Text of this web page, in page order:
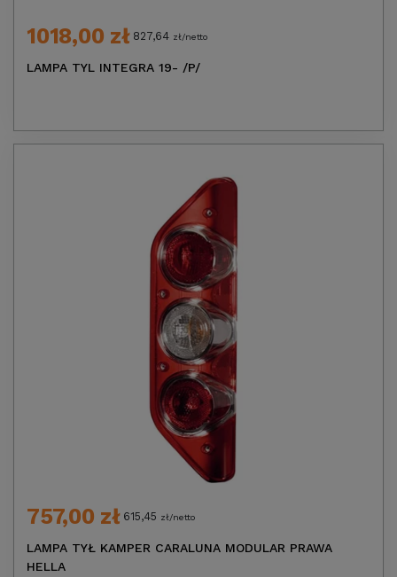
1018,00 zł 827,64 zł/netto
LAMPA TYL INTEGRA 19- /P/
757,00 zł 615,45 zł/netto
LAMPA TYŁ KAMPER CARALUNA MODULAR PRAWA
HELLA